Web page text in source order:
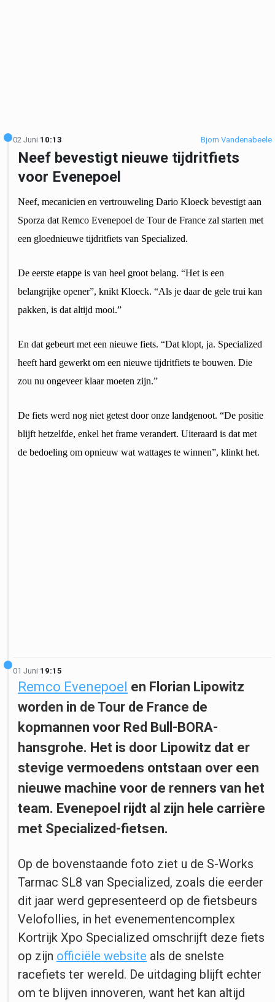
02 Juni 10:13 Bjorn Vandenabeele
Neef bevestigt nieuwe tijdritfiets
voor Evenepoel
Neef, mecanicien en vertrouweling Dario Kloeck bevestigt aan
Sporza dat Remco Evenepoel de Tour de France zal starten met
een gloednieuwe tijdritfiets van Specialized.
De eerste etappe is van heel groot belang. “Het is een
belangrijke opener”, knikt Kloeck. “Als je daar de gele trui kan
pakken, is dat altijd mooi.”
En dat gebeurt met een nieuwe fiets. “Dat klopt, ja. Specialized
heeft hard gewerkt om een nieuwe tijdritfiets te bouwen. Die
zou nu ongeveer klaar moeten zijn.”
De fiets werd nog niet getest door onze landgenoot. “De positie
blijft hetzelfde, enkel het frame verandert. Uiteraard is dat met
de bedoeling om opnieuw wat wattages te winnen”, klinkt het.
01 Juni 19:15
Remco Evenepoel en Florian Lipowitz
worden in de Tour de France de
kopmannen voor Red Bull-BORA-
hansgrohe. Het is door Lipowitz dat er
stevige vermoedens ontstaan over een
nieuwe machine voor de renners van het
team. Evenepoel rijdt al zijn hele carrière
met Specialized-fietsen.
Op de bovenstaande foto ziet u de S-Works
Tarmac SL8 van Specialized, zoals die eerder
dit jaar werd gepresenteerd op de fietsbeurs
Velofollies, in het evenementencomplex
Kortrijk Xpo Specialized omschrijft deze fiets
op zijn officiële website als de snelste
racefiets ter wereld. De uitdaging blijft echter
om te blijven innoveren, want het kan altijd